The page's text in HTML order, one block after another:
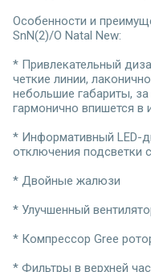
Особенности и
SnN(2)/O Natal New:
* Привлекательный
четкие линии,
небольшие габариты, за
гармонично впишется в
* Информативный LED-
отключения подсветки
* Двойные жалюзи
* Улучшенный
* Компрессор Gree
* Фильтры в верхней